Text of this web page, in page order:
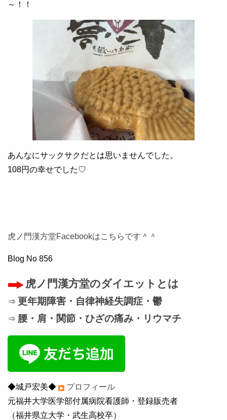
～！！
あんなにサックサクだとは思いませんでした。
108円の幸せでした♡
虎ノ門漢方堂Facebookはこちらです＾＾
Blog No 856
虎ノ門漢方堂のダイエットとは
⇒ 更年期障害・自律神経失調症・鬱
⇒ 腰・肩・関節・ひざの痛み・リウマチ
◆城戸宏美◆
プロフィール
元福井大学医学部付属病院看護師・登録販売者
（福井県立大学・武生高校卒）